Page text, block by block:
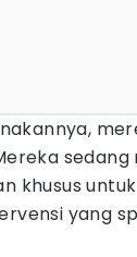
khusus
yang